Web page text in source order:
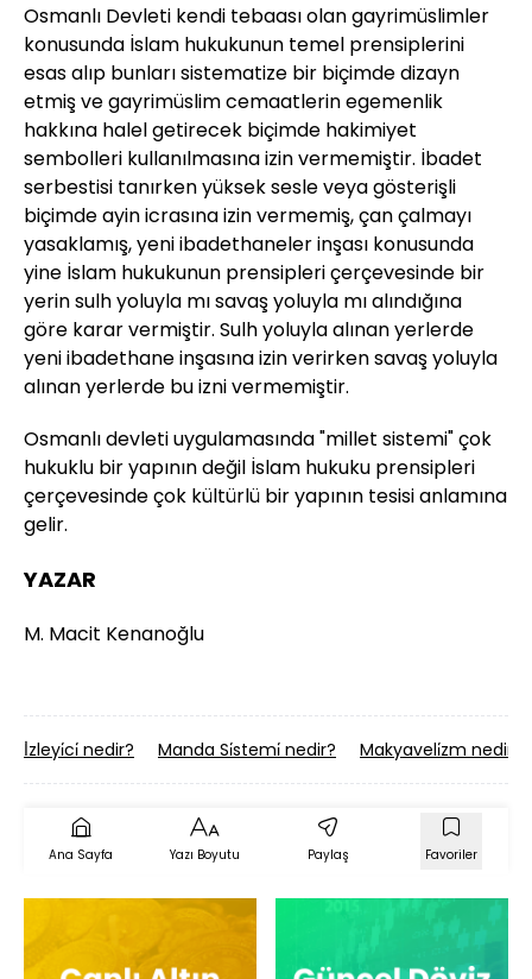
Osmanlı Devleti kendi tebaası olan gayrimüslimler
konusunda İslam hukukunun temel prensiplerini
esas alıp bunları sistematize bir biçimde dizayn
etmiş ve gayrimüslim cemaatlerin egemenlik
hakkına halel getirecek biçimde hakimiyet
sembolleri kullanılmasına izin vermemiştir. İbadet
serbestisi tanırken yüksek sesle veya gösterişli
biçimde ayin icrasına izin vermemiş, çan çalmayı
yasaklamış, yeni ibadethaneler inşası konusunda
yine İslam hukukunun prensipleri çerçevesinde bir
yerin sulh yoluyla mı savaş yoluyla mı alındığına
göre karar vermiştir. Sulh yoluyla alınan yerlerde
yeni ibadethane inşasına izin verirken savaş yoluyla
alınan yerlerde bu izni vermemiştir.
Osmanlı devleti uygulamasında "millet sistemi" çok
hukuklu bir yapının değil İslam hukuku prensipleri
çerçevesinde çok kültürlü bir yapının tesisi anlamına
gelir.
YAZAR
M. Macit Kenanoğlu
İ̇zleyi̇ci̇ nedir? Manda Si̇stemi̇ nedir? Makyaveli̇zm nedir?
Ana Sayfa Yazı Boyutu Paylaş Favoriler